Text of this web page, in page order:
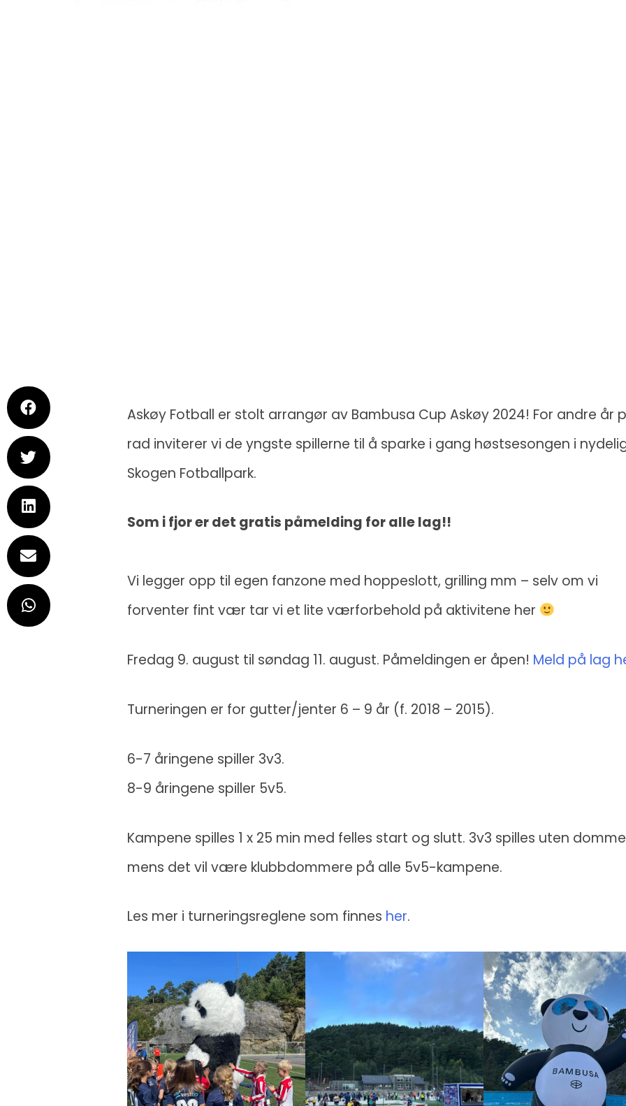
Askøy Fotball er stolt arrangør av Bambusa Cup Askøy 2024! For andre år
rad inviterer vi de yngste spillerne til å sparke i gang høstsesongen i
Skogen Fotballpark.
Som i fjor er det gratis påmelding for alle lag!!
Vi legger opp til egen fanzone med hoppeslott, grilling mm – selv om vi
forventer fint vær tar vi et lite værforbehold på aktivitene her
Fredag 9. august til søndag 11. august. Påmeldingen er åpen! Meld på lag
Turneringen er for gutter/jenter 6 – 9 år (f. 2018 – 2015).
6-7 åringene spiller 3v3.
8-9 åringene spiller 5v5.
Kampene spilles 1 x 25 min med felles start og slutt. 3v3 spilles uten
mens det vil være klubbdommere på alle 5v5-kampene.
Les mer i turneringsreglene som finnes her.